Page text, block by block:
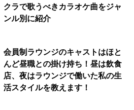
クラで歌うべきカラオケ曲をジャ
ンル別に紹介
会員制ラウンジのキャストはほと
んど昼職との掛け持ち！昼は飲食
店、夜はラウンジで働いた私の生
活スタイルを教えます！